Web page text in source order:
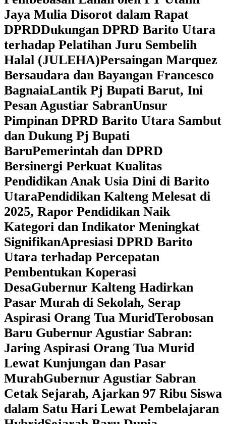
Jaya Mulia Disorot dalam Rapat
DPRDDukungan DPRD Barito Utara
terhadap Pelatihan Juru Sembelih
Halal (JULEHA)Persaingan Marquez
Bersaudara dan Bayangan Francesco
BagnaiaLantik Pj Bupati Barut, Ini
Pesan Agustiar SabranUnsur
Pimpinan DPRD Barito Utara Sambut
dan Dukung Pj Bupati
BaruPemerintah dan DPRD
Bersinergi Perkuat Kualitas
Pendidikan Anak Usia Dini di Barito
Utara‎Pendidikan Kalteng Melesat di
2025, Rapor Pendidikan Naik
Kategori dan Indikator Meningkat
SignifikanApresiasi DPRD Barito
Utara terhadap Percepatan
Pembentukan Koperasi
Desa‎Gubernur Kalteng Hadirkan
Pasar Murah di Sekolah, Serap
Aspirasi Orang Tua Murid‎Terobosan
Baru Gubernur Agustiar Sabran:
Jaring Aspirasi Orang Tua Murid
Lewat Kunjungan dan Pasar
MurahGubernur Agustiar Sabran
Cetak Sejarah, Ajarkan 97 Ribu Siswa
dalam Satu Hari Lewat Pembelajaran